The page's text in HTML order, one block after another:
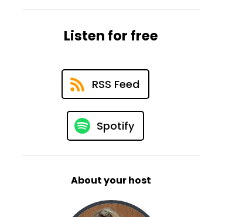
Listen for free
RSS Feed
Spotify
About your host